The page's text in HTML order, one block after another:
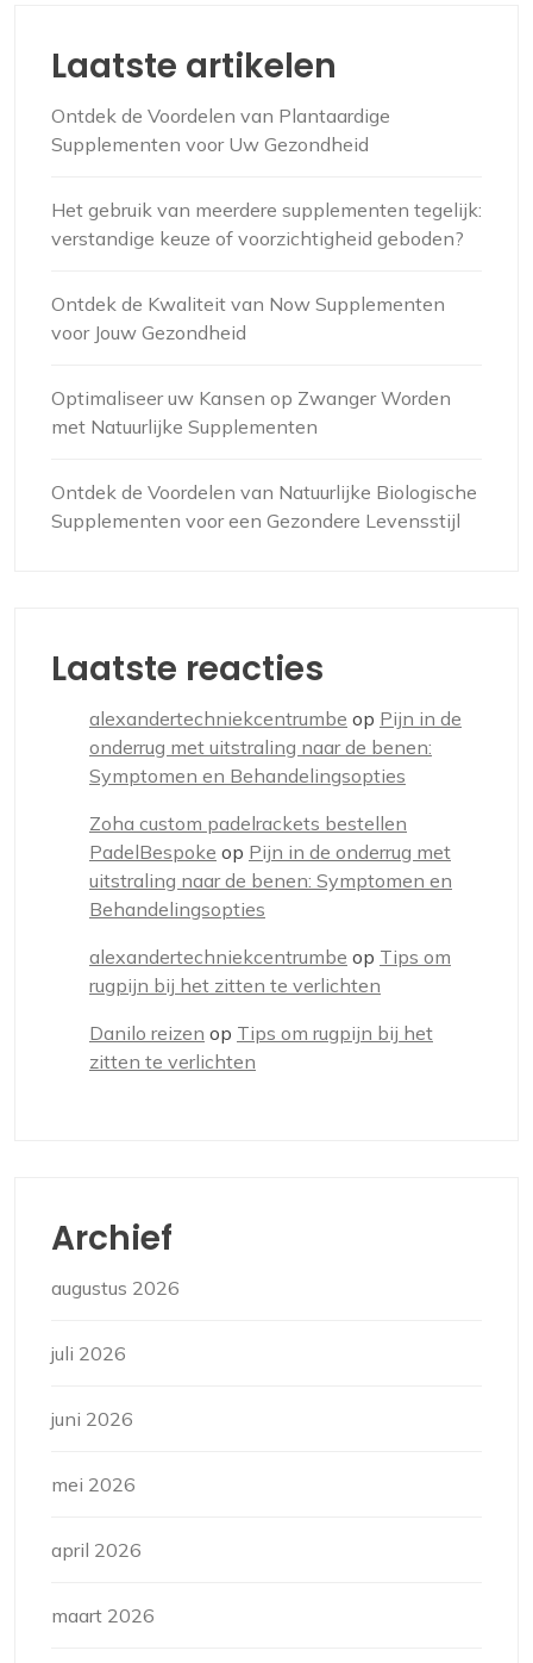
Laatste artikelen
Ontdek de Voordelen van Plantaardige
Supplementen voor Uw Gezondheid
Het gebruik van meerdere supplementen tegelijk:
verstandige keuze of voorzichtigheid geboden?
Ontdek de Kwaliteit van Now Supplementen
voor Jouw Gezondheid
Optimaliseer uw Kansen op Zwanger Worden
met Natuurlijke Supplementen
Ontdek de Voordelen van Natuurlijke Biologische
Supplementen voor een Gezondere Levensstijl
Laatste reacties
alexandertechniekcentrumbe op Pijn in de
onderrug met uitstraling naar de benen:
Symptomen en Behandelingsopties
Zoha custom padelrackets bestellen
PadelBespoke op Pijn in de onderrug met
uitstraling naar de benen: Symptomen en
Behandelingsopties
alexandertechniekcentrumbe op Tips om
rugpijn bij het zitten te verlichten
Danilo reizen op Tips om rugpijn bij het
zitten te verlichten
Archief
augustus 2026
juli 2026
juni 2026
mei 2026
april 2026
maart 2026